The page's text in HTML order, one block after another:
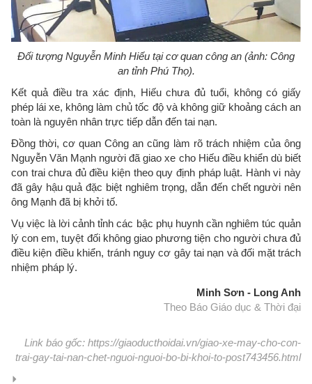
Đối tượng Nguyễn Minh Hiếu tại cơ quan công an (ảnh: Công
an tỉnh Phú Thọ).
Kết quả điều tra xác định, Hiếu chưa đủ tuổi, không có giấy
phép lái xe, không làm chủ tốc độ và không giữ khoảng cách an
toàn là nguyên nhân trực tiếp dẫn đến tai nạn.
Đồng thời, cơ quan Công an cũng làm rõ trách nhiệm của ông
Nguyễn Văn Mạnh người đã giao xe cho Hiếu điều khiển dù biết
con trai chưa đủ điều kiện theo quy định pháp luật. Hành vi này
đã gây hậu quả đặc biệt nghiêm trọng, dẫn đến chết người nên
ông Mạnh đã bị khởi tố.
Vụ việc là lời cảnh tỉnh các bậc phụ huynh cần nghiêm túc quản
lý con em, tuyệt đối không giao phương tiện cho người chưa đủ
điều kiện điều khiển, tránh nguy cơ gây tai nạn và đối mặt trách
nhiệm pháp lý.
Minh Sơn - Long Anh
Theo Báo Giáo dục & Thời đại
Link báo gốc: https://giaoducthoidai.vn/giao-xe-may-cho-con-
trai-gay-tai-nan-chet-nguoi-nguoi-bo-bi-khoi-to-post743456.html